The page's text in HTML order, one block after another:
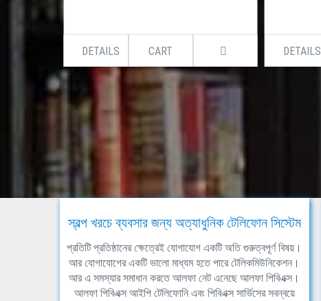
DETAILS CART DETAILS
স্বল্প খরচে ব্যবসার জন্য অত্যাধুনিক টেলিফোন সিস্টেম
প্রতিটি প্রতিষ্ঠানের ক্ষেত্রেই যোগাযোগ একটি অতি গুরুত্বপূর্ণ বিষয়।
আর যোগাযোগের একটি ভালো মাধ্যম হতে পারে টেলিকমিউনিকেশন।
আর এ সমস্যার সমাধান করতে আলফা নেট এনেছে আলফা পিবিএক্স।
আলফা পিবিএক্স আইপি টেলিফোনি এবং পিবিএক্স সার্ভিসের সবন্বয়ে